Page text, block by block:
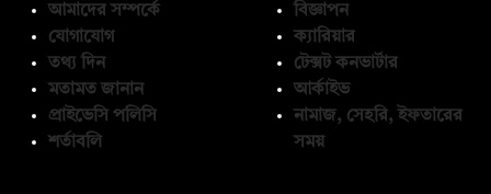
আমাদের সম্পর্কে
যোগাযোগ
তথ্য দিন
মতামত জানান
প্রাইভেসি পলিসি
শর্তাবলি
বিজ্ঞাপন
ক্যারিয়ার
টেক্সট কনভার্টার
আর্কাইভ
নামাজ, সেহরি, ইফতারের
সময়